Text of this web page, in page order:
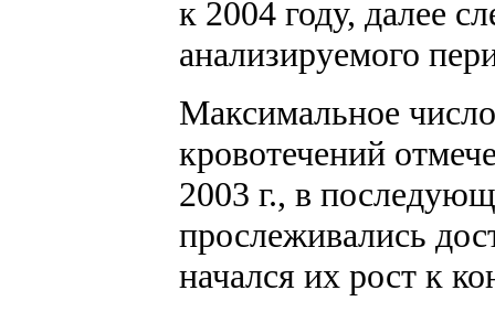
к 2004 году, далее
анализируемого
Максимальное
кровотечений
2003 г., в
прослеживались
начался их рост к